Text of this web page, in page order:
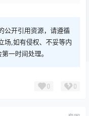
公开引用资源，请遵循
场,如有侵权、不妥等内
一时间处理。
0 0